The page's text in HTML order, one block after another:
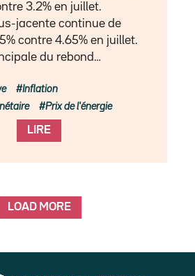
3.2% en juillet.
jacente continue de
contre 4.65% en juillet.
du rebond…
LIRE
Inflation
Prix de l'énergie
LOAD MORE